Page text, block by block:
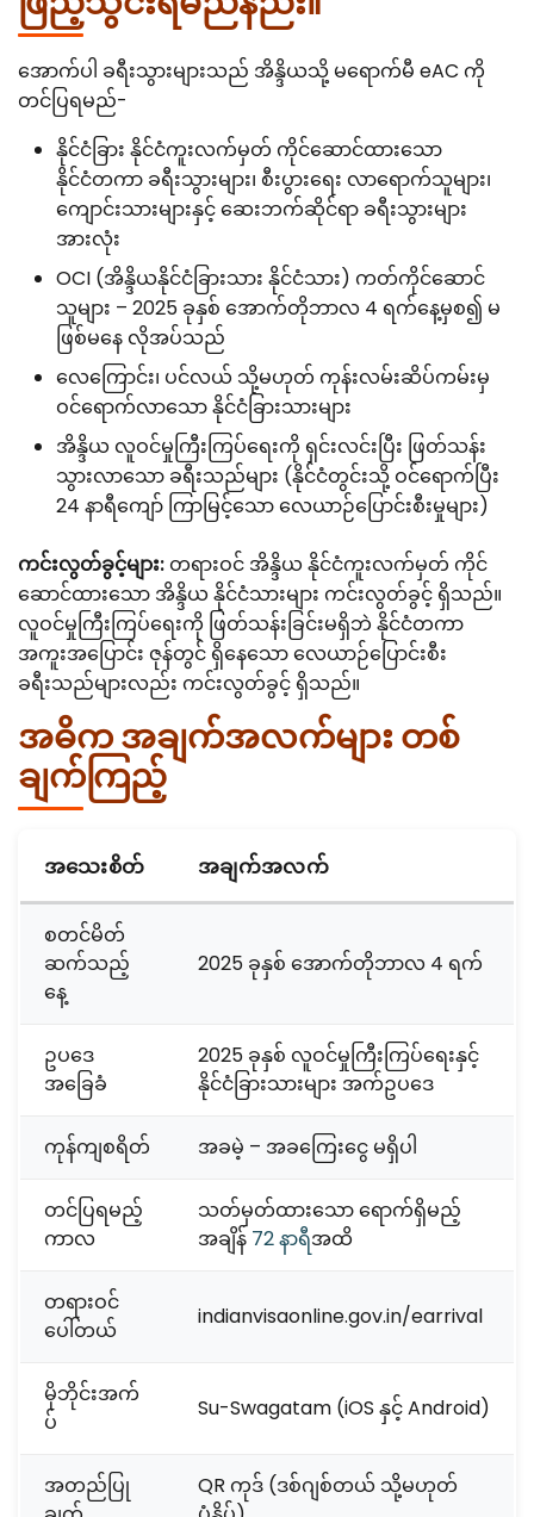
အောက်ပါ ခရီးသွားများသည် အိန္ဒိယသို့ မရောက်မီ eAC ကို
တင်ပြရမည်-
နိုင်ငံခြား နိုင်ငံကူးလက်မှတ် ကိုင်ဆောင်ထားသော
နိုင်ငံတကာ ခရီးသွားများ၊ စီးပွားရေး လာရောက်သူများ၊
ကျောင်းသားများနှင့် ဆေးဘက်ဆိုင်ရာ ခရီးသွားများ
အားလုံး
OCI (အိန္ဒိယနိုင်ငံခြားသား နိုင်ငံသား) ကတ်ကိုင်ဆောင်
သူများ – 2025 ခုနှစ် အောက်တိုဘာလ 4 ရက်နေ့မှစ၍ မ
ဖြစ်မနေ လိုအပ်သည်
လေကြောင်း၊ ပင်လယ် သို့မဟုတ် ကုန်းလမ်းဆိပ်ကမ်းမှ
ဝင်ရောက်လာသော နိုင်ငံခြားသားများ
အိန္ဒိယ လူဝင်မှုကြီးကြပ်ရေးကို ရှင်းလင်းပြီး ဖြတ်သန်း
သွားလာသော ခရီးသည်များ (နိုင်ငံတွင်းသို့ ဝင်ရောက်ပြီး
24 နာရီကျော် ကြာမြင့်သော လေယာဉ်ပြောင်းစီးမှုများ)
ကင်းလွတ်ခွင့်များ: တရားဝင် အိန္ဒိယ နိုင်ငံကူးလက်မှတ် ကိုင်
ဆောင်ထားသော အိန္ဒိယ နိုင်ငံသားများ ကင်းလွတ်ခွင့် ရှိသည်။
လူဝင်မှုကြီးကြပ်ရေးကို ဖြတ်သန်းခြင်းမရှိဘဲ နိုင်ငံတကာ
အကူးအပြောင်း ဇုန်တွင် ရှိနေသော လေယာဉ်ပြောင်းစီး
ခရီးသည်များလည်း ကင်းလွတ်ခွင့် ရှိသည်။
အဓိက အချက်အလက်များ တစ်
ချက်ကြည့်
အသေးစိတ် အချက်အလက်
စတင်မိတ်
ဆက်သည့်
နေ့
2025 ခုနှစ် အောက်တိုဘာလ 4 ရက်
ဥပဒေ
အခြေခံ
2025 ခုနှစ် လူဝင်မှုကြီးကြပ်ရေးနှင့်
နိုင်ငံခြားသားများ အက်ဥပဒေ
ကုန်ကျစရိတ် အခမဲ့ – အခကြေးငွေ မရှိပါ
တင်ပြရမည့်
ကာလ
သတ်မှတ်ထားသော ရောက်ရှိမည့်
အချိန် 72 နာရီအထိ
တရားဝင်
ပေါ်တယ်
indianvisaonline.gov.in/earrival
မိုဘိုင်းအက်
ပ်
Su-Swagatam (iOS နှင့် Android)
အတည်ပြု
QR ကုဒ် (ဒစ်ဂျစ်တယ် သို့မဟုတ်